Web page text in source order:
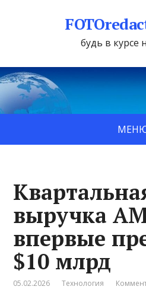
будь в курсе
выручка
впервые
$10 млрд
05.02.2026 Технология